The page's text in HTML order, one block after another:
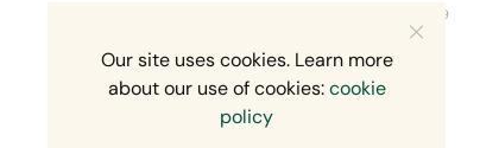
14 MARS, 2019
Our site uses cookies. Learn more
about our use of cookies:cookie
policy